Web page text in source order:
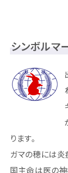
シンボルマ
ります。
ガマの穂には炎
国主命は医の